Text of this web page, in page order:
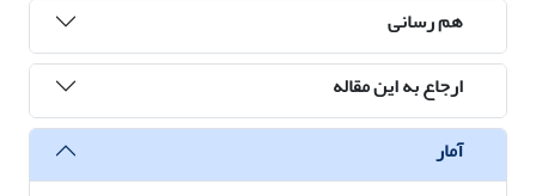
هم رسانی
ارجاع به این مقاله
آمار